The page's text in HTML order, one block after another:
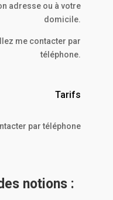
adresse ou à votre
domicile.
me contacter par
téléphone.
Tarifs
par téléphone
notions :